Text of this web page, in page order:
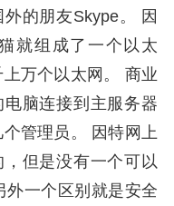
的朋友Skype。 因
就组成了一个以太
万个以太网。 商业
脑连接到主服务器
管理员。 因特网上
但是没有一个可以
一个区别就是安全